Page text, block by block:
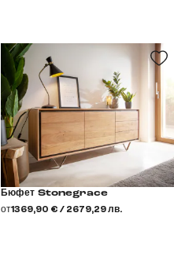
Бюфет Stonegrace
от1369,90 € / 2679,29 лв.